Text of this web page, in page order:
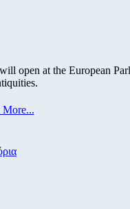
open at the European
More...